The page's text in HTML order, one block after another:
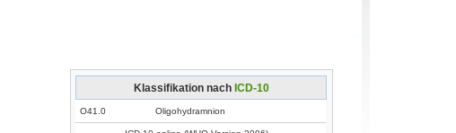
Klassifikation nach ICD-10
O41.0 Oligohydramnion